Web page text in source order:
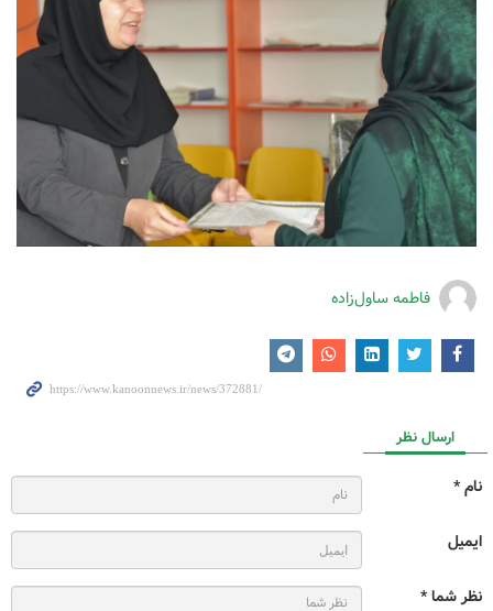
فاطمه ساول‌زاده
ارسال نظر
نام *
ایمیل
نظر شما *